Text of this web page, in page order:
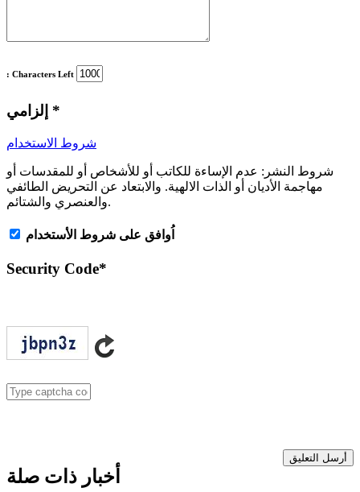
: Characters Left
*
شروط الاستخدام
شروط النشر: عدم الإساءة للكاتب أو للأشخاص أو للمقدسات أو
مهاجمة الأديان أو الذات الالهية. والابتعاد عن التحريض الطائفي
والعنصري والشتائم.
اُوافق على شروط الأستخدام
Security Code*
أرسل التعليق
أخبار ذات صلة